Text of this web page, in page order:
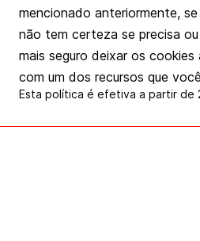
mencionado anteriormente,
não tem certeza se precisa
mais seguro deixar os
com um dos recursos que
Esta política é efetiva a partir de